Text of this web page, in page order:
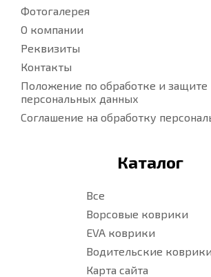
Фотогалерея
О компании
Реквизиты
Контакты
Положение по обработке и защите
персональных данных
Соглашение на обработку
Каталог
Все
Ворсовые коврики
EVA коврики
Водительские коврики
Карта сайта